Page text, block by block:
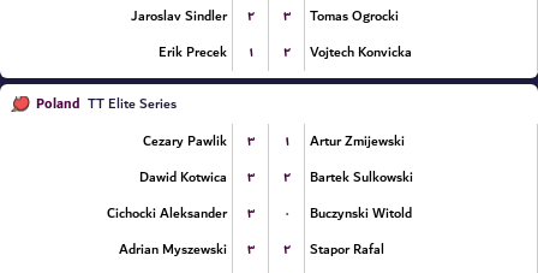
Jaroslav Sindler ۲ ۳
Tomas Ogrocki
Erik Precek
۱ ۲ Vojtech Konvicka
Poland TT Elite Series
Cezary Pawlik
۳ ۱
Artur Zmijewski
Dawid Kotwica
۳ ۲
Bartek Sulkowski
Cichocki Aleksander
۳ ۰
Buczynski Witold
Adrian Myszewski
۳ ۲
Stapor Rafal